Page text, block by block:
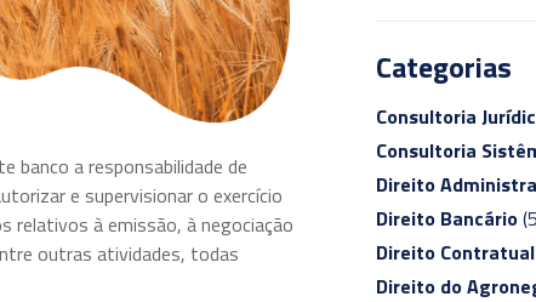
banco a responsabilidade de
e supervisionar o exercício
relativos à emissão, à negociação
outras atividades, todas
Categorias
Consultoria
Consultoria
Direito
Direito Bancário
Direito Contratual
Direito do